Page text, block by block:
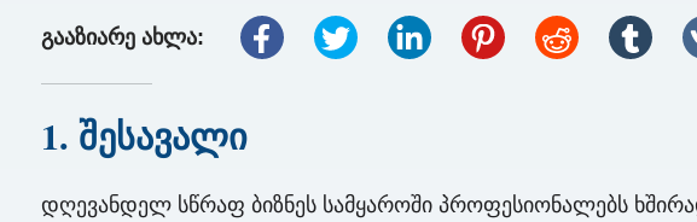
გააზიარე ახლა:
1. შესავალი
დღევანდელ სწრაფ ბიზნეს სამყაროში პროფესიონალებს